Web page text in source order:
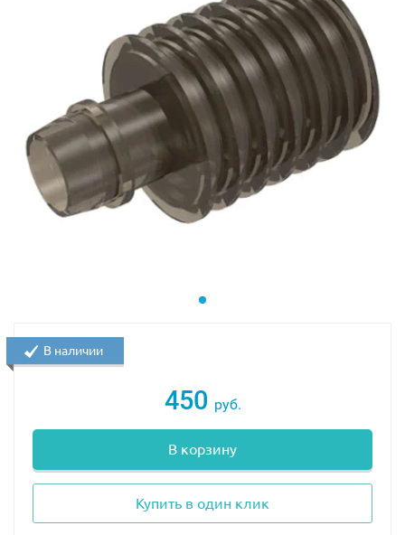
450 руб.
В корзину
Купить в один клик
В наличии